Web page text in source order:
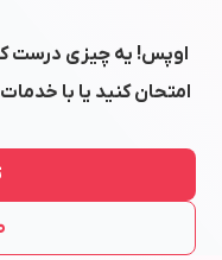
اوپس! یه چیزی درست
امتحان کنید یا با